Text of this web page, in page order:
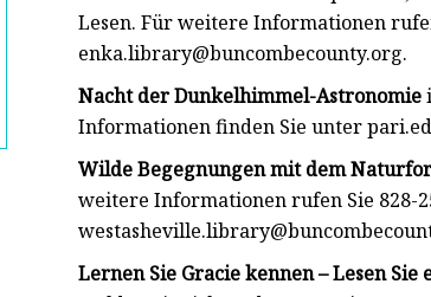
Lesen. Für weitere Informationen
enka.library@buncombecounty.org.
Nacht der Dunkelhimmel-Astronomie
Informationen finden Sie unter
Wilde Begegnungen mit dem
weitere Informationen rufen Sie 828-
Lernen Sie Gracie kennen – Lesen